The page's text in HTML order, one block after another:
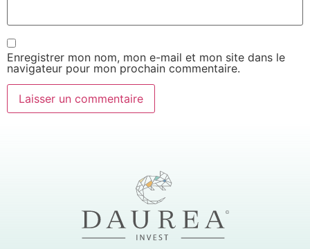
Enregistrer mon nom, mon e-mail et mon site dans le
navigateur pour mon prochain commentaire.